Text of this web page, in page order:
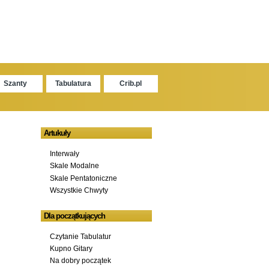
Szanty Tabulatura Crib.pl
Artukuły
Interwały
Skale Modalne
Skale Pentatoniczne
Wszystkie Chwyty
Dla początkujących
Czytanie Tabulatur
Kupno Gitary
Na dobry początek